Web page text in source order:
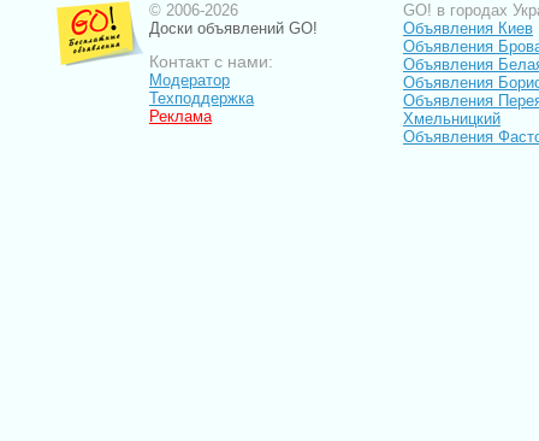
© 2006-2026
Доски объявлений GO!
Контакт с нами:
Модератор
Техподдержка
Реклама
GO! в городах
Объявления Киев
Объявления
Объявления
Объявления
Объявления
Хмельницкий
Объявления